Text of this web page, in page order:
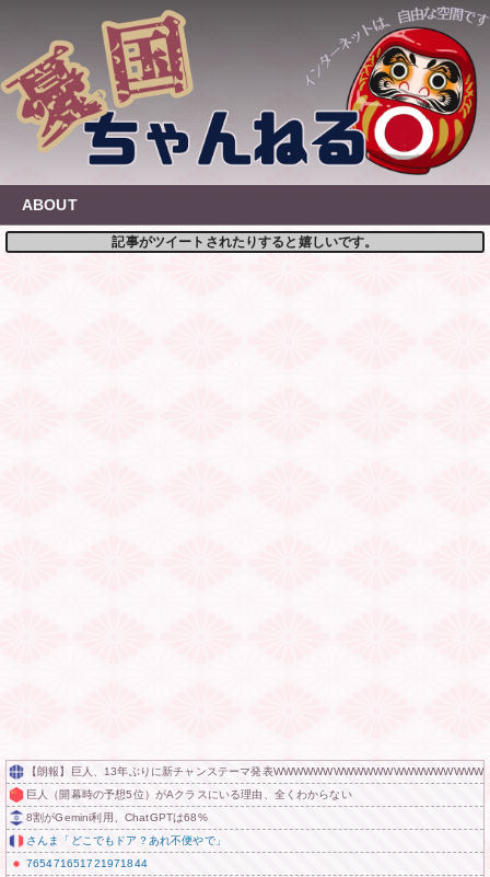
content
ABOUT
記事がツイートされたりすると嬉しいです。
【朗報】巨人、13年ぶりに新チャンステーマ発表
巨人（開幕時の予想5位）がAクラスにいる理由、全くわからない
8割がGemini利用、ChatGPTは68%
さんま「どこでもドア？あれ不便やで」
765471651721971844